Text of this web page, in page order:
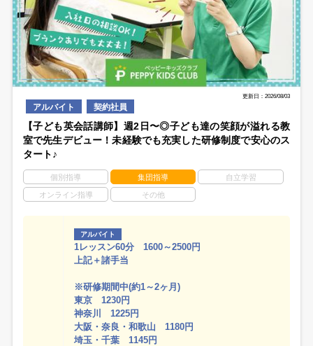
更新日：2026/08/03
アルバイト 契約社員
【子ども英会話講師】週2日〜◎子ども達の笑顔が溢れる教
室で先生デビュー！未経験でも充実した研修制度で安心のス
タート♪
個別指導 集団指導 自立学習
オンライン指導 その他
アルバイト
1レッスン60分 1600～2500円
上記＋諸手当
※研修期間中(約1～2ヶ月)
東京 1230円
神奈川 1225円
大阪・奈良・和歌山 1180円
埼玉・千葉 1145円